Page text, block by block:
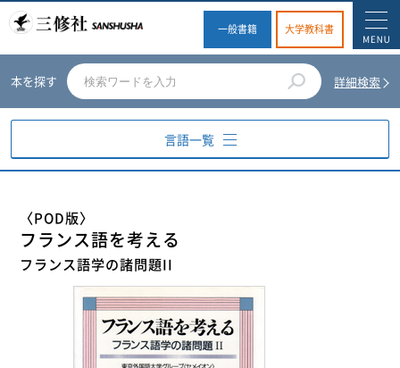
一般書籍 大学教科書
本を探す 詳細検索
言語一覧
ドイツ語
フランス語
〈POD版〉
フランス語を考える
フランス語学の諸問題II